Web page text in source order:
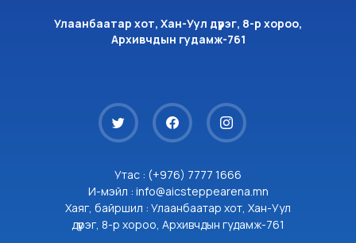
Улаанбаатар хот, Хан-Уул дүүрэг, 8-р хороо,
Архивчдын гудамж-761
Утас : (+976) 7777 1666
И-мэйл : info@aicsteppearena.mn
Хаяг, байршил : Улаанбаатар хот, Хан-Уул
дүүрэг, 8-р хороо, Архивчдын гудамж-761